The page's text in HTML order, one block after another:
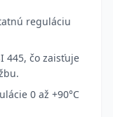
reguláciu
445, čo zaisťuje
0 až +90°C